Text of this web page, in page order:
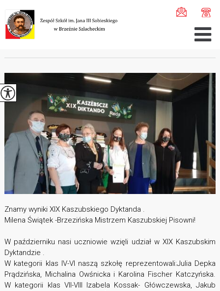
Kaszubskie Dyktando ...
KASZUBSKIE DYKTANDO
Znamy wyniki XIX Kaszubskiego Dyktanda .
Milena Świątek -Brzezińska Mistrzem Kaszubskiej Pisowni!
W październiku nasi uczniowie wzięli udział w XIX Kaszubskim
Dyktandzie .
W kategorii klas IV-VI naszą szkołę reprezentowali:Julia Depka
Prądzińska, Michalina Owśnicka i Karolina Fischer Katczyńska.
W kategorii klas VII-VIII Izabela Kossak- Główczewska, Jakub